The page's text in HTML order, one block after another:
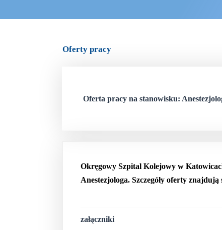
Oferty pracy
Oferta pracy na stanowisku:
Okręgowy Szpital Kolejowy w
Anestezjologa. Szczegóły oferty znajdują
załączniki